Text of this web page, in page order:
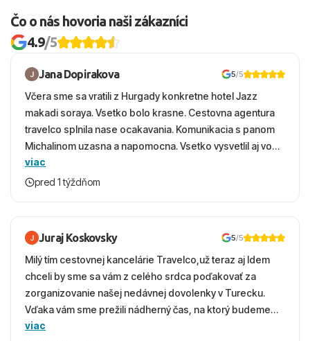
Čo o nás hovoria naši zákazníci
4.9/5
Jana Dopirakova 5/5
Včera sme sa vratili z Hurgady konkretne hotel Jazz
makadi soraya. Vsetko bolo krasne. Cestovna agentura
travelco splnila nase ocakavania. Komunikacia s panom
Michalinom uzasna a napomocna. Vsetko vysvetlil aj vo
vecernych hodinach zaco sa ospravedlnujem. Hotel
krasny, cisty. Sluzby top. Strava, prostredie, more,
viac
pred 1 týždňom
Juraj Koskovsky 5/5
Milý tím cestovnej kancelárie Travelco,už teraz aj Idem
chceli by sme sa vám z celého srdca poďakovať za
zorganizovanie našej nedávnej dovolenky v Turecku.
Vďaka vám sme prežili nádherný čas, na ktorý budeme
ešte dlho s úsmevom spomínať. ​Všetko prebehlo
viac